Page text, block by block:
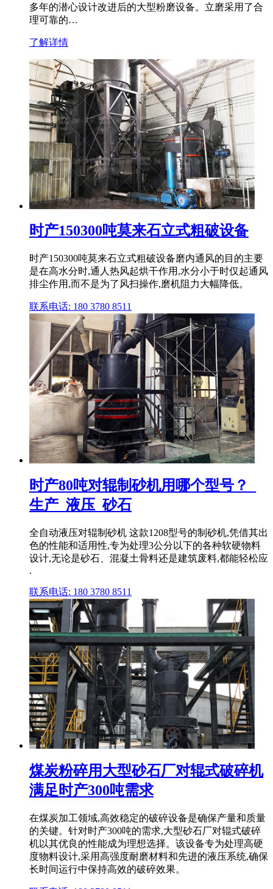
多年的潜心设计改进后的大型粉磨设备。立磨采用了合
理可靠的…
了解详情
时产150300吨莫来石立式粗破设备
时产150300吨莫来石立式粗破设备磨内通风的目的主要
是在高水分时,通人热风起烘干作用,水分小于时仅起通风
排尘作用,而不是为了风扫操作,磨机阻力大幅降低。
联系电话: 180 3780 8511
时产80吨对辊制砂机用哪个型号？_
生产_液压_砂石
全自动液压对辊制砂机 这款1208型号的制砂机,凭借其出
色的性能和适用性,专为处理3公分以下的各种软硬物料
设计,无论是砂石、混凝土骨料还是建筑废料,都能轻松应
.
联系电话: 180 3780 8511
煤炭粉碎用大型砂石厂对辊式破碎机
满足时产300吨需求
在煤炭加工领域,高效稳定的破碎设备是确保产量和质量
的关键。针对时产300吨的需求,大型砂石厂对辊式破碎
机以其优良的性能成为理想选择。该设备专为处理高硬
度物料设计,采用高强度耐磨材料和先进的液压系统,确保
长时间运行中保持高效的破碎效果。